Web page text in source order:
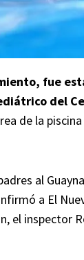
fue
del
de la
al
a El
el inspector